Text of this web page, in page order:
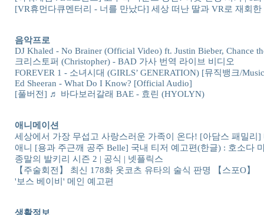
[VR휴먼다큐멘터리 - 너를 만났다] 세상 떠난 딸과 VR로 재회
음악프로
DJ Khaled - No Brainer (Official Video) ft. Justin Bieber, Chance
크리스토퍼 (Christopher) - BAD 가사 번역 라이브 비디오
FOREVER 1 - 소녀시대 (GIRLS’ GENERATION) [뮤직뱅크/
Ed Sheeran - What Do I Know? [Official Audio]
[풀버전] ♬ 바다보러갈래 BAE - 효린 (HYOLYN)
애니메이션
세상에서 가장 무섭고 사랑스러운 가족이 온다! [아담스 패밀리]
애니 [용과 주근깨 공주 Belle] 국내 티저 예고편(한글) : 호소다
종말의 발키리 시즌 2 | 공식 | 넷플릭스
【주술회전】 최신 178화 옷코츠 유타의 술식 판명 【스포O】
'보스 베이비' 메인 예고편
생활정보